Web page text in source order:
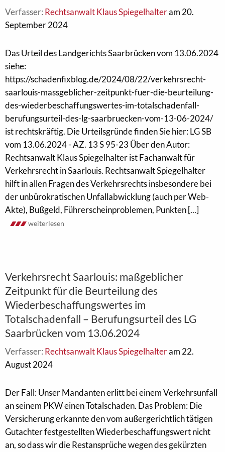
Verfasser: Rechtsanwalt Klaus Spiegelhalteram 20.
September 2024
Das Urteil des Landgerichts Saarbrücken vom 13.06.2024
siehe:
https://schadenfixblog.de/2024/08/22/verkehrsrecht-
saarlouis-massgeblicher-zeitpunkt-fuer-die-beurteilung-
des-wiederbeschaffungswertes-im-totalschadenfall-
berufungsurteil-des-lg-saarbruecken-vom-13-06-2024/
ist rechtskräftig. Die Urteilsgründe finden Sie hier: LG SB
vom 13.06.2024 - AZ. 13 S 95-23 Über den Autor:
Rechtsanwalt Klaus Spiegelhalter ist Fachanwalt für
Verkehrsrecht in Saarlouis. Rechtsanwalt Spiegelhalter
hilft in allen Fragen des Verkehrsrechts insbesondere bei
der unbürokratischen Unfallabwicklung (auch per Web-
Akte), Bußgeld, Führerscheinproblemen, Punkten [...]
weiterlesen
Verkehrsrecht Saarlouis: maßgeblicher
Zeitpunkt für die Beurteilung des
Wiederbeschaffungswertes im
Totalschadenfall – Berufungsurteil des LG
Saarbrücken vom 13.06.2024
Verfasser: Rechtsanwalt Klaus Spiegelhalteram 22.
August 2024
Der Fall: Unser Mandanten erlitt bei einem Verkehrsunfall
an seinem PKW einen Totalschaden. Das Problem: Die
Versicherung erkannte den vom außergerichtlich tätigen
Gutachter festgestellten Wiederbeschaffungswert nicht
an, so dass wir die Restansprüche wegen des gekürzten